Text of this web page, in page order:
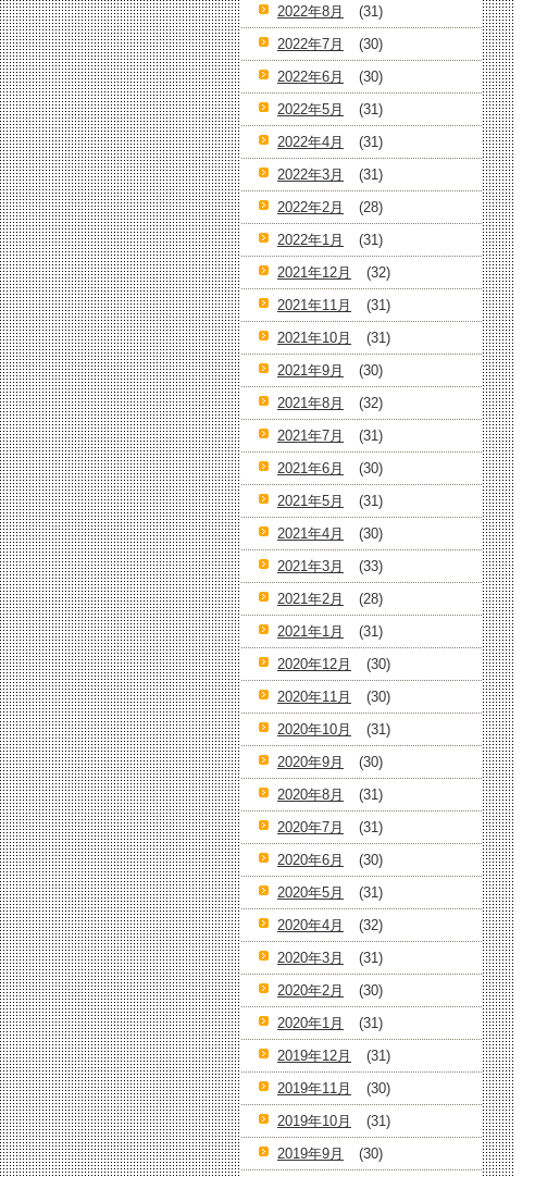
2022年8月
(31)
2022年7月
(30)
2022年6月
(30)
2022年5月
(31)
2022年4月
(31)
2022年3月
(31)
2022年2月
(28)
2022年1月
(31)
2021年12月
(32)
2021年11月
(31)
2021年10月
(31)
2021年9月
(30)
2021年8月
(32)
2021年7月
(31)
2021年6月
(30)
2021年5月
(31)
2021年4月
(30)
2021年3月
(33)
2021年2月
(28)
2021年1月
(31)
2020年12月
(30)
2020年11月
(30)
2020年10月
(31)
2020年9月
(30)
2020年8月
(31)
2020年7月
(31)
2020年6月
(30)
2020年5月
(31)
2020年4月
(32)
2020年3月
(31)
2020年2月
(30)
2020年1月
(31)
2019年12月
(31)
2019年11月
(30)
2019年10月
(31)
2019年9月
(30)